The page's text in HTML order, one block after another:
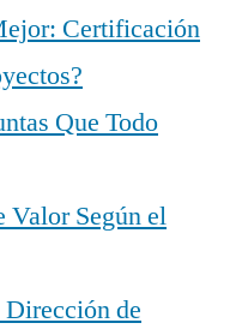
Certificación
Que Todo
Valor Según el
de